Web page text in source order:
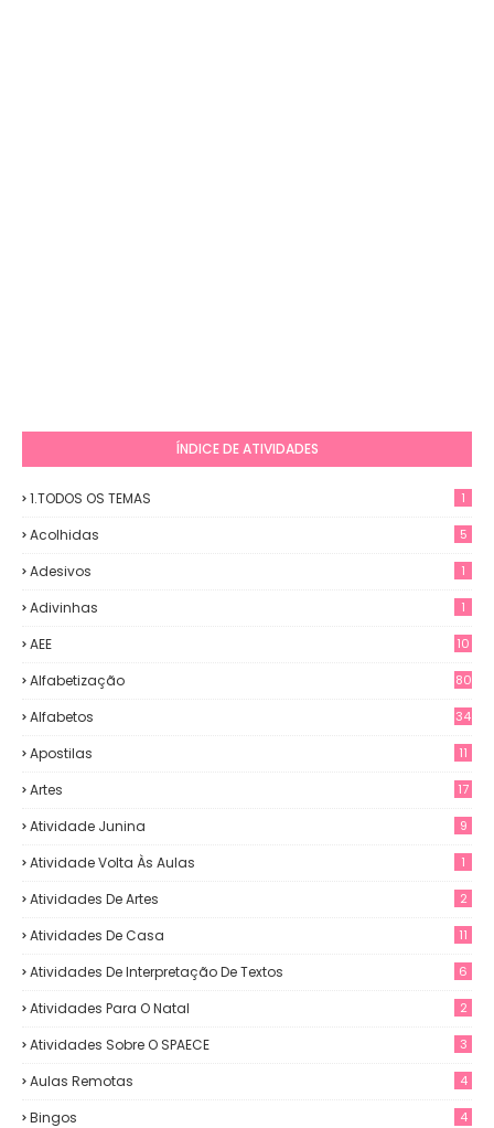
ÍNDICE DE ATIVIDADES
1.TODOS OS TEMAS 1
Acolhidas 5
Adesivos 1
Adivinhas 1
AEE 10
Alfabetização 80
Alfabetos 34
Apostilas 11
Artes 17
Atividade Junina 9
Atividade Volta Às Aulas 1
Atividades De Artes 2
Atividades De Casa 11
Atividades De Interpretação De Textos 6
Atividades Para O Natal 2
Atividades Sobre O SPAECE 3
Aulas Remotas 4
Bingos 4